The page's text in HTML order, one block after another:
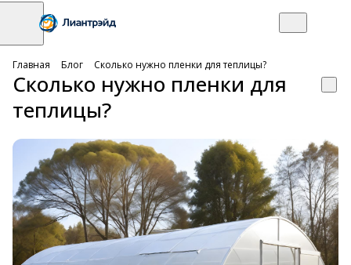
Главная Блог Сколько нужно пленки для теплицы?
Сколько нужно пленки для
теплицы?